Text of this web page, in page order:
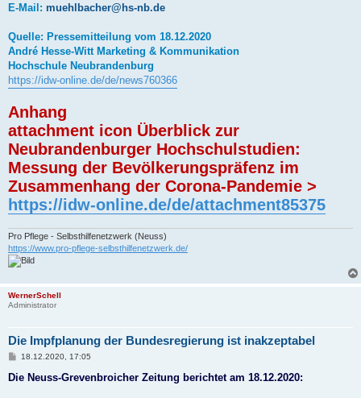
E-Mail: muehlbacher@hs-nb.de
Quelle: Pressemitteilung vom 18.12.2020
André Hesse-Witt Marketing & Kommunikation
Hochschule Neubrandenburg
https://idw-online.de/de/news760366
Anhang
attachment icon Überblick zur
Neubrandenburger Hochschulstudien:
Messung der Bevölkerungspräfenz im
Zusammenhang der Corona-Pandemie >
https://idw-online.de/de/attachment85375
Pro Pflege - Selbsthilfenetzwerk (Neuss)
https://www.pro-pflege-selbsthilfenetzwerk.de/
WernerSchell
Administrator
Die Impfplanung der Bundesregierung ist inakzeptabel
B
i
18.12.2020, 17:05
Die Neuss-Grevenbroicher Zeitung berichtet am 18.12.2020: